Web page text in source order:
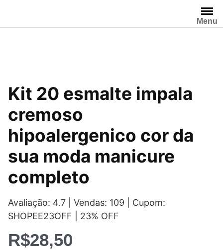
o
Menu
Kit 20 esmalte impala
cremoso
hipoalergenico cor da
sua moda manicure
completo
Avaliação: 4.7 | Vendas: 109 | Cupom:
SHOPEE23OFF | 23% OFF
R$28,50